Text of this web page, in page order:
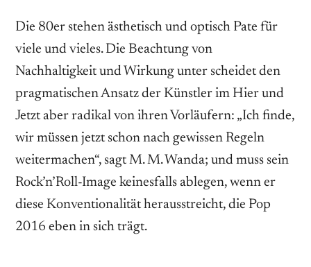
Die 80er stehen ästhetisch und optisch Pate für
viele und vieles. Die Beachtung von
Nachhaltigkeit und Wirkung unter­ scheidet den
pragmatischen Ansatz der Künstler im Hier und
Jetzt aber radikal von ihren Vorläufern: „Ich finde,
wir müssen jetzt schon nach gewissen Re­geln
weitermachen“, sagt M. M. Wanda; und muss sein
Rock’n’Roll-­Image keinesfalls ablegen, wenn er
diese Konventionalität herausstreicht, die Pop
2016 eben in sich trägt.